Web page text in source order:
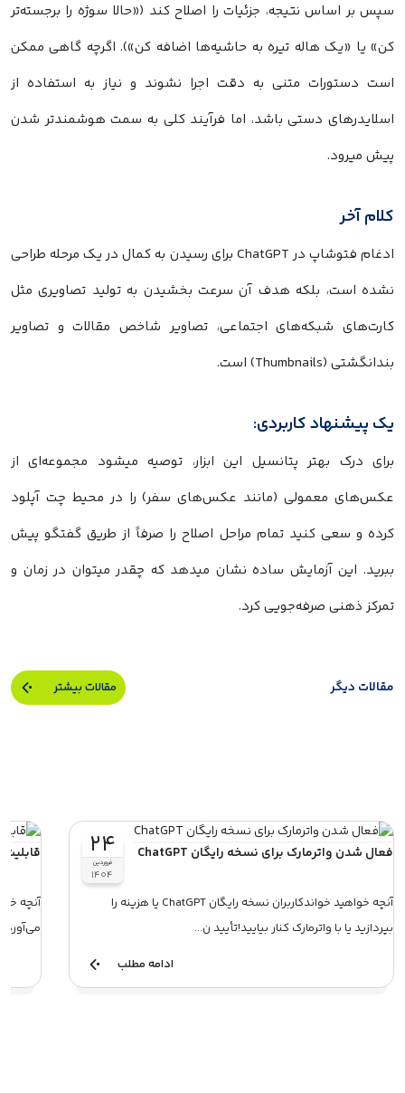
سپس بر اساس نتیجه، جزئیات را اصلاح کند («حالا سوژه را برجسته‌تر
کن» یا «یک هاله تیره به حاشیه‌ها اضافه کن»). اگرچه گاهی ممکن
است دستورات متنی به دقت اجرا نشوند و نیاز به استفاده از
اسلایدرهای دستی باشد، اما فرآیند کلی به سمت هوشمندتر شدن
پیش میرود.
کلام آخر
ادغام فتوشاپ در ChatGPT برای رسیدن به کمال در یک مرحله طراحی
نشده است، بلکه هدف آن سرعت بخشیدن به تولید تصاویری مثل
کارت‌های شبکه‌های اجتماعی، تصاویر شاخص مقالات و تصاویر
بندانگشتی (Thumbnails) است.
یک پیشنهاد کاربردی:
برای درک بهتر پتانسیل این ابزار، توصیه میشود مجموعه‌ای از
عکس‌های معمولی (مانند عکس‌های سفر) را در محیط چت آپلود
کرده و سعی کنید تمام مراحل اصلاح را صرفاً از طریق گفتگو پیش
ببرید. این آزمایش ساده نشان میدهد که چقدر میتوان در زمان و
تمرکز ذهنی صرفه‌جویی کرد.
مقالات دیگر مقالات بیشتر
۲۴
فروردین
۱۴۰۴
فعال‌ شدن واترمارک برای نسخه رایگان ChatGPT
آنچه خواهید خواندکاربران نسخه رایگان ChatGPT یا هزینه را
بپردازید یا با واترمارک کنار بیایید!تأیید ن...
ادامه مطلب
آنچه